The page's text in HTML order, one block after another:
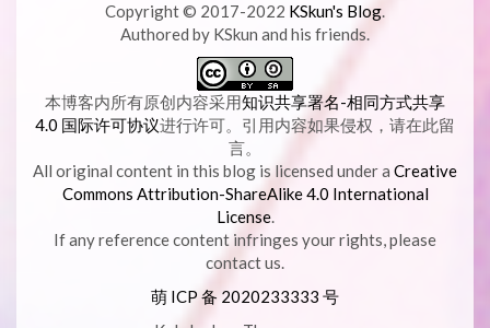
Copyright © 2017-2022 KSkun's Blog.
Authored by KSkun and his friends.
本博客内所有原创内容采用知识共享署名-相同方式共享
4.0 国际许可协议进行许可。引用内容如果侵权，请在此留
言。
All original content in this blog is licensed under a Creative
Commons Attribution-ShareAlike 4.0 International
License.
If any reference content infringes your rights, please
contact us.
萌 ICP 备 2020233333 号